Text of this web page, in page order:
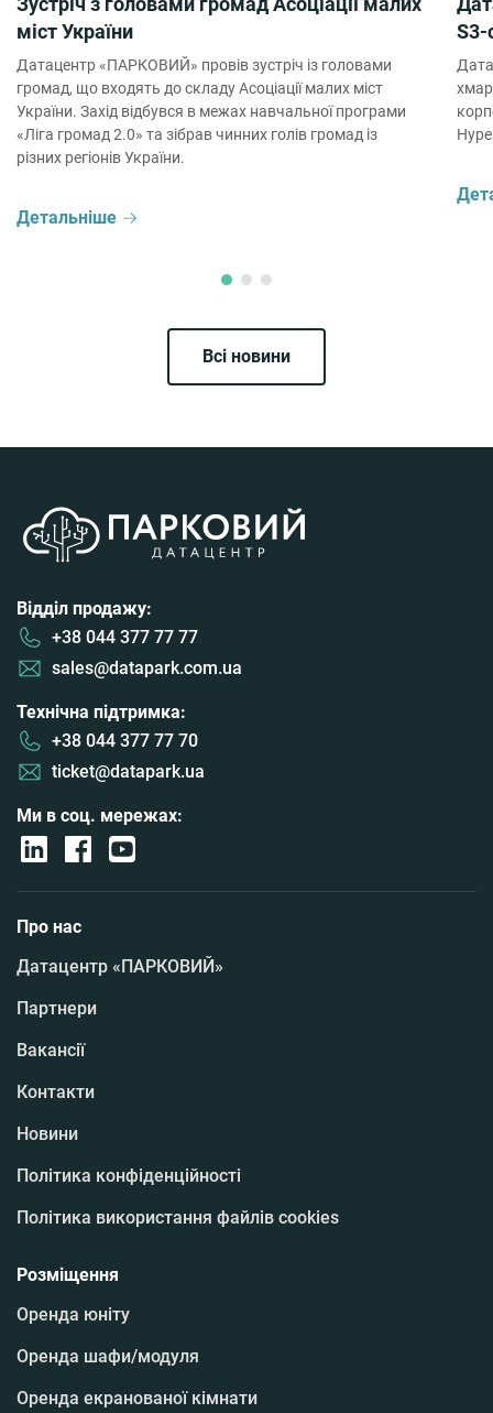
міст України
Датацентр «ПАРКОВИЙ» провів зустріч із головами
громад, що входять до складу Асоціації малих міст
України. Захід відбувся в межах навчальної програми
«Ліга громад 2.0» та зібрав чинних голів громад із
різних регіонів України.
Детальніше
S3-
Всі новини
Відділ продажу:
+38 044 377 77 77
sales@datapark.com.ua
Технічна підтримка:
+38 044 377 77 70
ticket@datapark.ua
Ми в соц. мережах:
Про нас
Датацентр «ПАРКОВИЙ»
Партнери
Вакансії
Контакти
Новини
Політика конфіденційності
Політика використання файлів cookies
Розміщення
Оренда юніту
Оренда шафи/модуля
Оренда екранованої кімнати